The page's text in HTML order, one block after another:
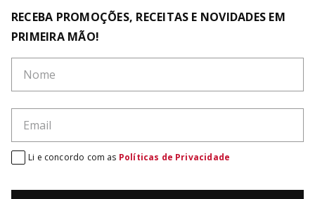
RECEBA PROMOÇÕES, RECEITAS E NOVIDADES EM
PRIMEIRA MÃO!
Li e concordo com as Políticas de Privacidade